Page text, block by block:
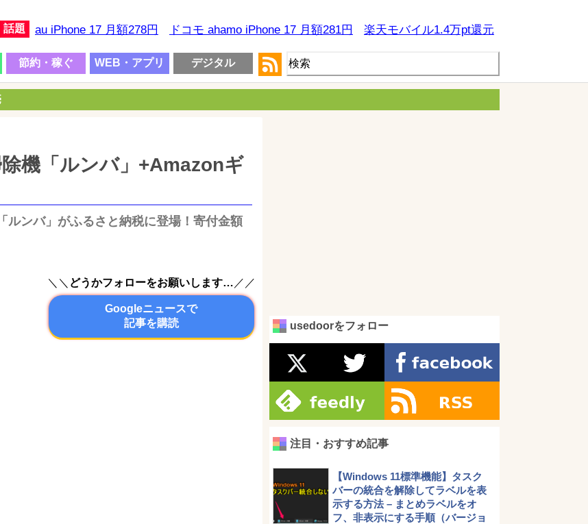
話題 au iPhone 17 月額278円 ドコモ ahamo iPhone 17 月額281円 楽天モバイル1.4万pt還元
節約・稼ぐ WEB・アプリ デジタル
機「ルンバ」+Amazonギ
ルンバ」がふるさと納税に登場！寄付金額
＼＼ どうかフォローをお願いします… ／／
Googleニュースで
記事を購読
usedoorをフォロー
注目・おすすめ記事
【Windows 11標準機能】タスク
バーの統合を解除してラベルを表
示する方法 – まとめラベルをオ
フ、非表示にする手順（バージョ